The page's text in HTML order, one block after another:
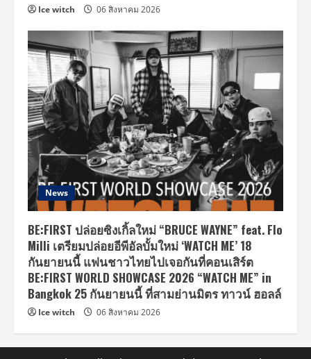
Ice witch 06 สิงหาคม 2026
News
BE:FIRST ปล่อยซิงเกิ้ลใหม่ “BRUCE WAYNE” feat. Flo
Milli เตรียมปล่อยอีพีอัลบั้มใหม่ ‘WATCH ME’ 18
กันยายนนี้ แฟนชาวไทยไปเจอกันที่คอนเสิร์ต
BE:FIRST WORLD SHOWCASE 2026 “WATCH ME” in
Bangkok 25 กันยายนนี้ ที่สามย่านมิตร ทาวน์ ฮอลล์
Ice witch 06 สิงหาคม 2026